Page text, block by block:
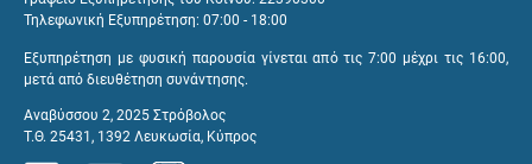
Τηλεφωνική Εξυπηρέτηση: 07:00 - 18:00
Εξυπηρέτηση με φυσική παρουσία γίνεται από τις 7:00 μέχρι τις 16:00,
μετά από διευθέτηση συνάντησης.
Αναβύσσου 2, 2025 Στρόβολος
Τ.Θ. 25431, 1392 Λευκωσία, Κύπρος